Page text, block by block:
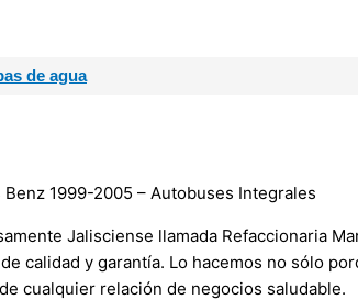
de agua
1999-2005 – Autobuses Integrales
Jalisciense llamada Refaccionaria
calidad y garantía. Lo hacemos no sólo
cualquier relación de negocios saludable.